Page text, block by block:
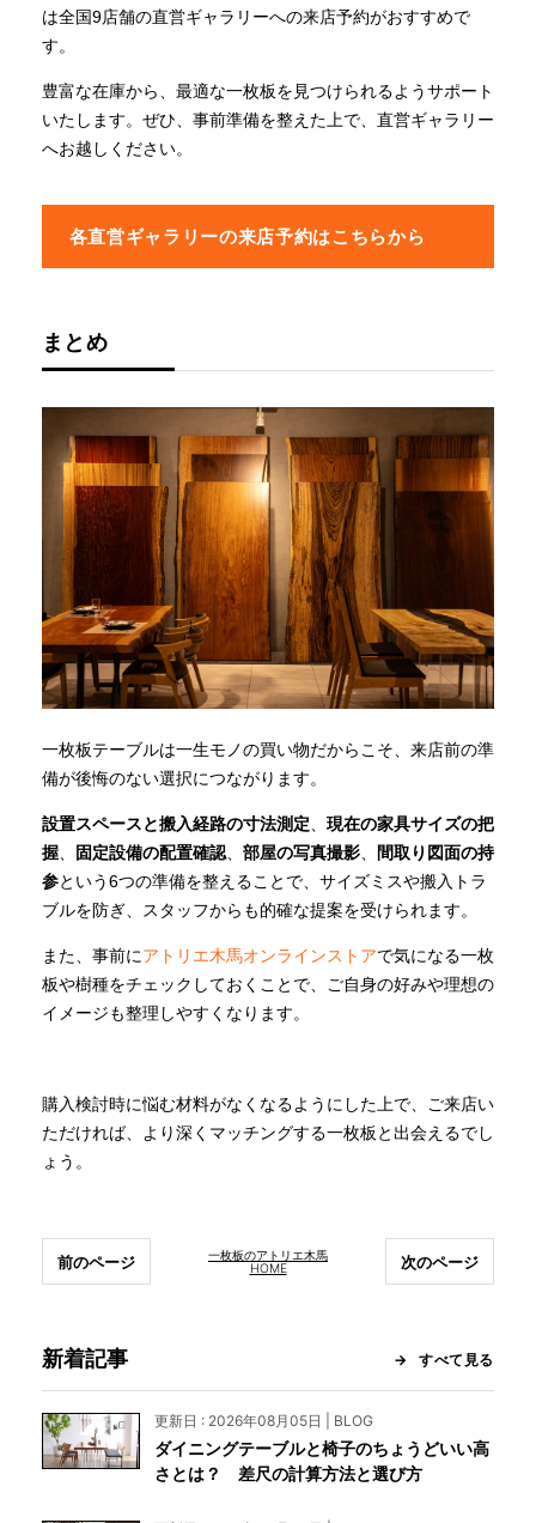
は全国9店舗の直営ギャラリーへの来店予約がおすすめで
す。
豊富な在庫から、最適な一枚板を見つけられるようサポート
いたします。ぜひ、事前準備を整えた上で、直営ギャラリー
へお越しください。
各直営ギャラリーの来店予約はこちらから
まとめ
一枚板テーブルは一生モノの買い物だからこそ、来店前の準
備が後悔のない選択につながります。
設置スペースと搬入経路の寸法測定
現在の家具サイズの把
握
固定設備の配置確認 部屋の写真撮影
間取り図面の持
参という6つの準備を整えることで、サイズミスや搬入トラ
ブルを防ぎ、スタッフからも的確な提案を受けられます。
また、事前にアトリエ木馬オンラインストアで気になる一枚
板や樹種をチェックしておくことで、ご自身の好みや理想の
イメージも整理しやすくなります。
購入検討時に悩む材料がなくなるようにした上で、ご来店い
ただければ、より深くマッチングする一枚板と出会えるでし
ょう。
一枚板のアトリエ木馬
HOME
前のページ 次のページ
新着記事 すべて見る
更新日 : 2026年08月05日 | BLOG
ダイニングテーブルと椅子のちょうどいい高
さとは？ 差尺の計算方法と選び方